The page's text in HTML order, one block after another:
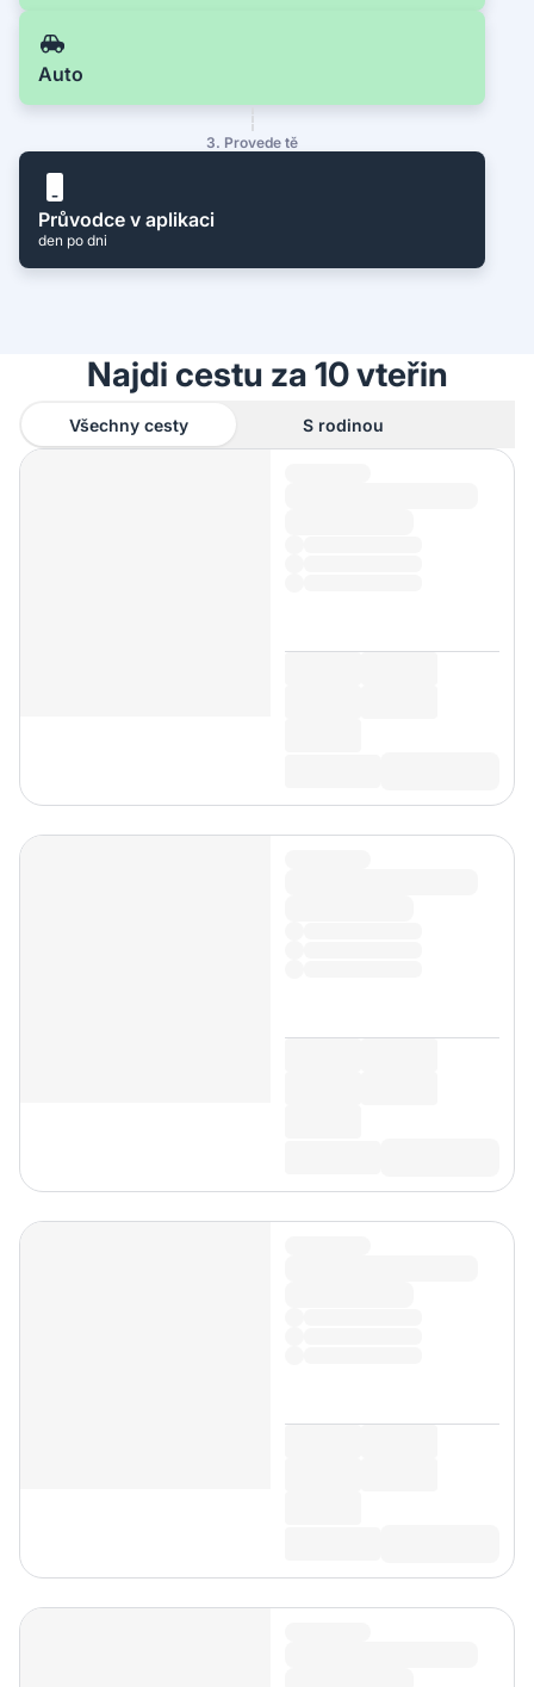
Auto
3. Provede tě
Průvodce v aplikaci
den po dni
Najdi cestu za 10 vteřin
Všechny cesty S rodinou